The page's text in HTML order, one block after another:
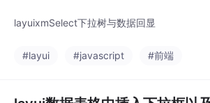
layuixmSelect下拉树与数据回显
#layui #javascript #前端